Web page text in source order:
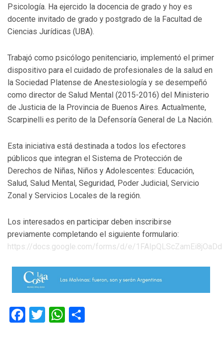
Psicología. Ha ejercido la docencia de grado y hoy es
docente invitado de grado y postgrado de la Facultad de
Ciencias Jurídicas (UBA).
Trabajó como psicólogo penitenciario, implementó el primer
dispositivo para el cuidado de profesionales de la salud en
la Sociedad Platense de Anestesiología y se desempeñó
como director de Salud Mental (2015-2016) del Ministerio
de Justicia de la Provincia de Buenos Aires. Actualmente,
Scarpinelli es perito de la Defensoría General de La Nación.
Esta iniciativa está destinada a todos los efectores
públicos que integran el Sistema de Protección de
Derechos de Niñas, Niños y Adolescentes: Educación,
Salud, Salud Mental, Seguridad, Poder Judicial, Servicio
Zonal y Servicios Locales de la región.
Los interesados en participar deben inscribirse
previamente completando el siguiente formulario:
https://docs.google.com/forms/d/e/
Facebook
TwitterWhatsApp